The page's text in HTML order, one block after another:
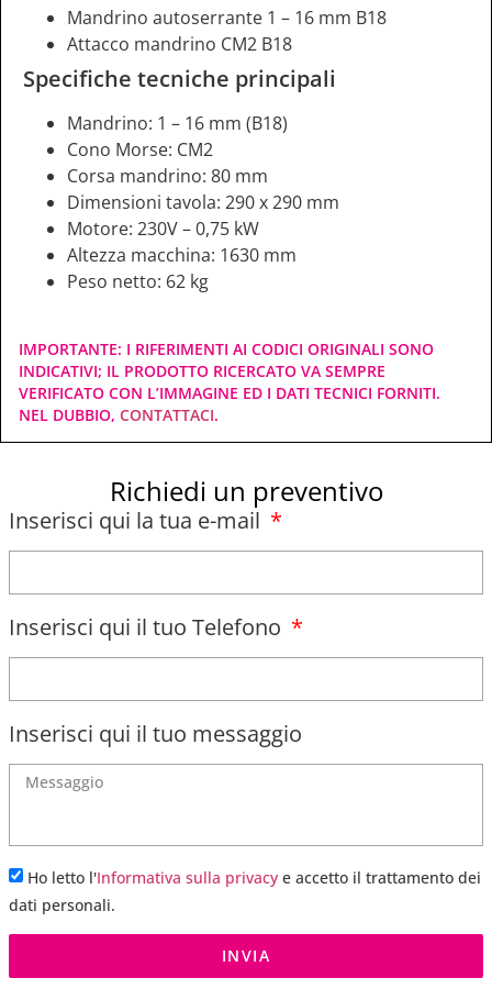
Mandrino autoserrante 1 – 16 mm B18
Attacco mandrino CM2 B18
Specifiche tecniche principali
Mandrino: 1 – 16 mm (B18)
Cono Morse: CM2
Corsa mandrino: 80 mm
Dimensioni tavola: 290 x 290 mm
Motore: 230V – 0,75 kW
Altezza macchina: 1630 mm
Peso netto: 62 kg
IMPORTANTE: I RIFERIMENTI AI CODICI ORIGINALI SONO
INDICATIVI; IL PRODOTTO RICERCATO VA SEMPRE
VERIFICATO CON L’IMMAGINE ED I DATI TECNICI FORNITI.
NEL DUBBIO, CONTATTACI.
Richiedi un preventivo
Inserisci qui la tua e-mail
Inserisci qui il tuo Telefono
Inserisci qui il tuo messaggio
Ho letto l'Informativa sulla privacy e accetto il trattamento dei
dati personali.
INVIA